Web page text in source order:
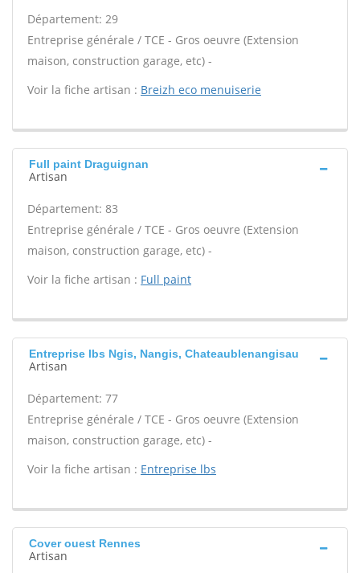
Département: 29
Entreprise générale / TCE - Gros oeuvre (Extension
maison, construction garage, etc) -
Voir la fiche artisan : Breizh eco menuiserie
Full paint Draguignan
Artisan
Département: 83
Entreprise générale / TCE - Gros oeuvre (Extension
maison, construction garage, etc) -
Voir la fiche artisan : Full paint
Entreprise lbs Ngis, Nangis, Chateaublenangisau
Artisan
Département: 77
Entreprise générale / TCE - Gros oeuvre (Extension
maison, construction garage, etc) -
Voir la fiche artisan : Entreprise lbs
Cover ouest Rennes
Artisan